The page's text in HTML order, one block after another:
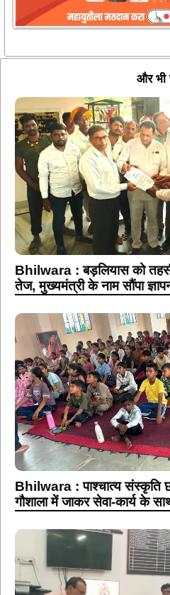
और भी
Bhilwara : बड़लियास को
तेज, मुख्यमंत्री के नाम सौंपा
Bhilwara : पाश्चात्य संस्कृति
गौशाला में जाकर सेवा-कार्य के